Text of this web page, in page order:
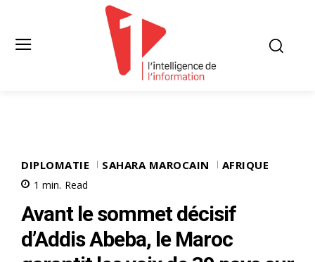
DIPLOMATIE SAHARA MAROCAIN AFRIQUE
1 min. Read
Avant le sommet décisif
d’Addis Abeba, le Maroc